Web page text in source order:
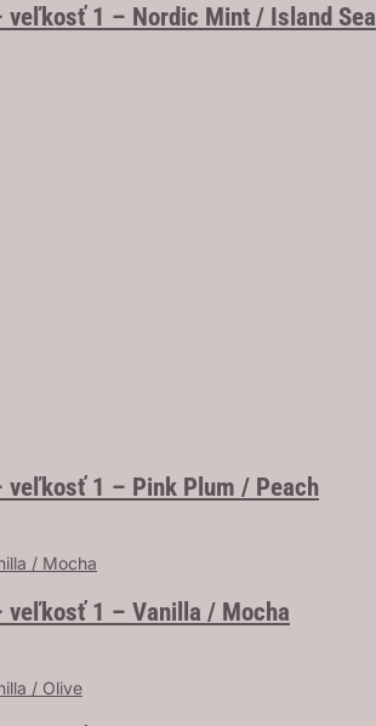
veľkosť 1 – Nordic Mint / Island Sea
veľkosť 1 – Pink Plum / Peach
veľkosť 1 – Vanilla / Mocha